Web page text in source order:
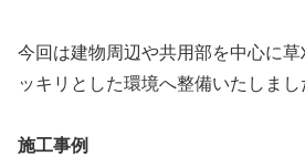
今回は建物周辺や共用部を中心に
ッキリとした環境へ整備いたしまし
施工事例